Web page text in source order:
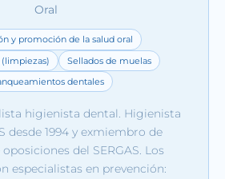
Oral
y promoción de la salud oral
Sellados de muelas
dentales
higienista dental. Higienista
desde 1994 y exmiembro de
del SERGAS. Los
especialistas en prevención: